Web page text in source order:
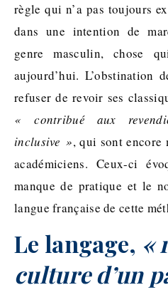
règle qui n’a pas toujours
dans une intention de
genre masculin, chose
aujourd’hui. L’obstination
refuser de revoir ses
« contribué aux
inclusive », qui sont encore
académiciens. Ceux-ci
manque de pratique et le
langue française de cette
Le langage, «
culture d’un